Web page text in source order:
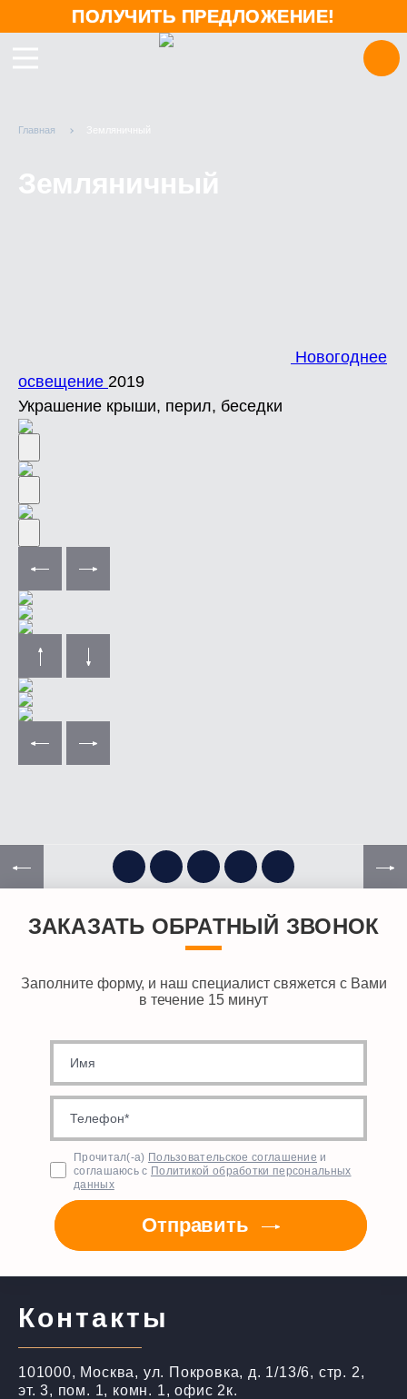
ПОЛУЧИТЬ ПРЕДЛОЖЕНИЕ!
Главная Земляничный
Земляничный
Новогоднее
освещение 2019
Украшение крыши, перил, беседки
ЗАКАЗАТЬ ОБРАТНЫЙ ЗВОНОК
Заполните форму, и наш специалист свяжется с Вами
в течение 15 минут
Отправить
Прочитал(-а) Пользовательское соглашение и
соглашаюсь с Политикой обработки персональных
данных
Контакты
101000, Москва, ул. Покровка, д. 1/13/6, стр. 2,
эт. 3, пом. 1, комн. 1, офис 2к.